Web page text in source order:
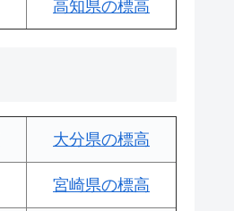
高知県の標高
大分県の標高
宮崎県の標高